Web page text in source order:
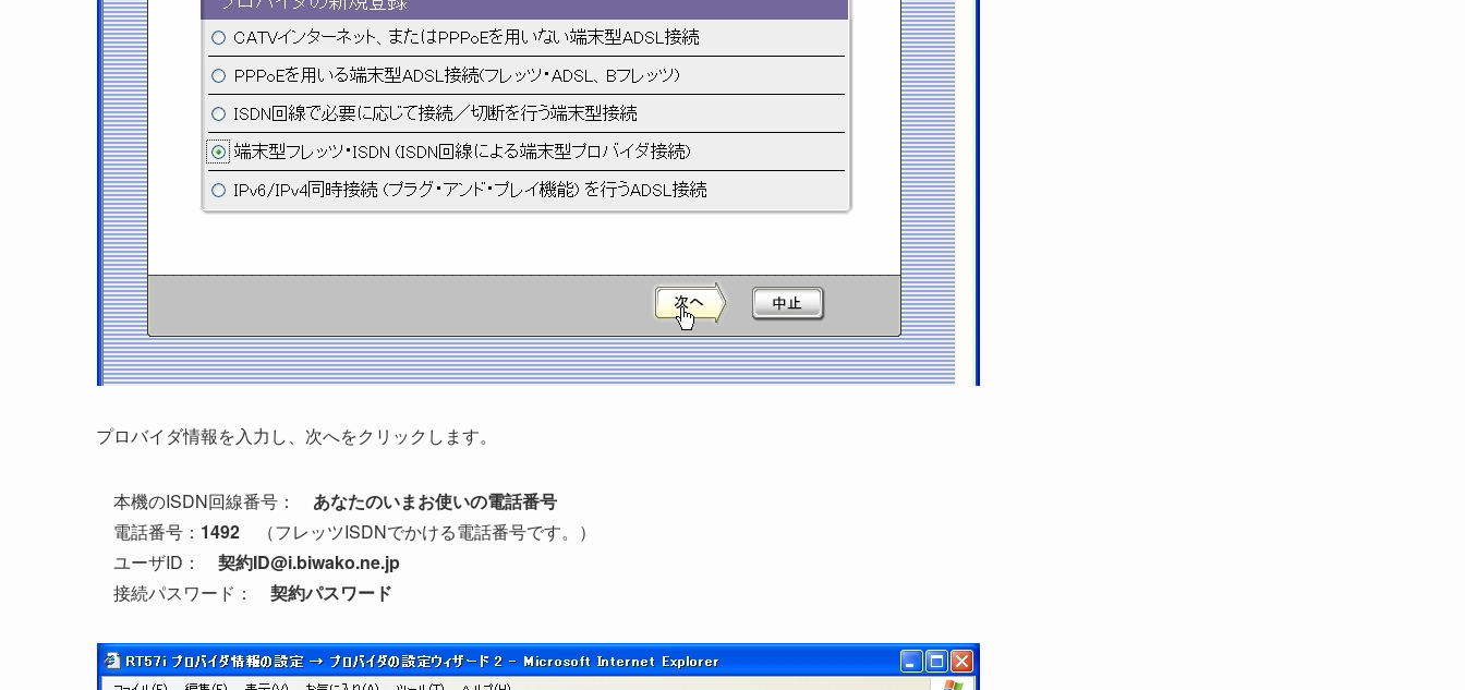
プロバイダ情報を入力し、次へをクリックします。
本機のISDN回線番号： あなたのいまお使いの電話番号
電話番号： 1492 （フレッツISDNでかける電話番号です。）
ユーザID： 契約ID@i.biwako.ne.jp
接続パスワード： 契約パスワード